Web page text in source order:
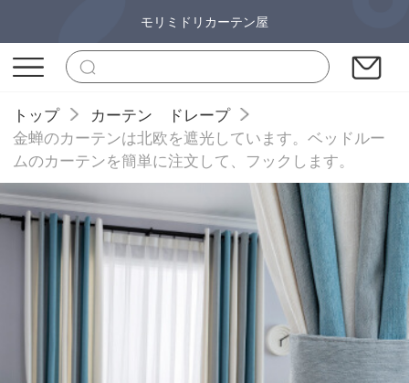
モリミドリカーテン屋
トップ
カーテン ドレープ
金蝉のカーテンは北欧を遮光しています。ベッドルー
ムのカーテンを簡単に注文して、フックします。